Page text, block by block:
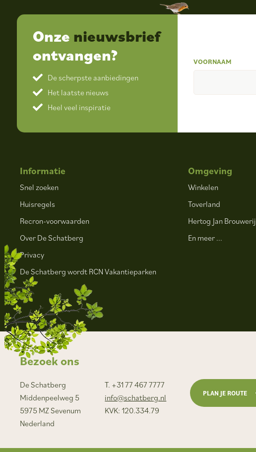
Onze nieuwsbrief
ontvangen?
De scherpste aanbiedingen
Het laatste nieuws
Heel veel inspiratie
VOORNAAM
Informatie
Snel zoeken
Huisregels
Recron-voorwaarden
Over De Schatberg
Privacy
De Schatberg wordt RCN Vakantieparken
Omgeving
Winkelen
Toverland
Hertog Jan Brouwerij
En meer ...
Bezoek ons
De Schatberg
Middenpeelweg 5
5975 MZ Sevenum
Nederland
T. +31 77 467 7777
info@schatberg.nl
KVK: 120.334.79
PLAN JE ROUTE